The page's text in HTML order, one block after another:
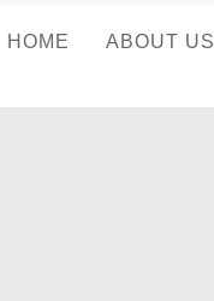
HOME ABOUT US